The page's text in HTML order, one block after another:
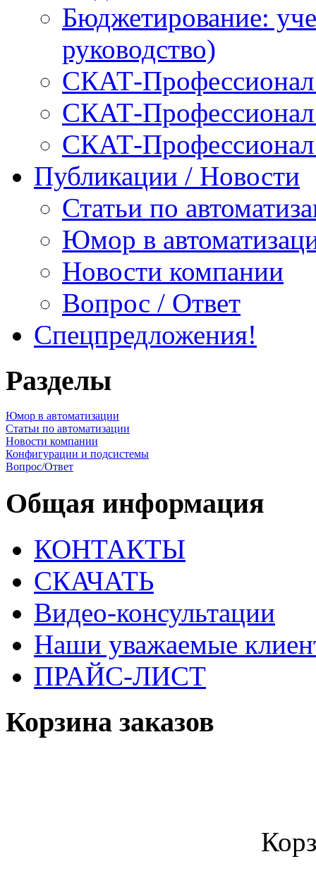
Бюджетирование:
руководство)
СКАТ-
СКАТ-
СКАТ-
Публикации / Новости
Статьи по
Юмор в
Новости компании
Вопрос / Ответ
Спецпредложения!
Разделы
Юмор в автоматизации
Статьи по автоматизации
Новости компании
Конфигурации и подсистемы
Вопрос/Ответ
Общая информация
КОНТАКТЫ
СКАЧАТЬ
Видео-консультации
Наши уважаемые
ПРАЙС-ЛИСТ
Корзина заказов